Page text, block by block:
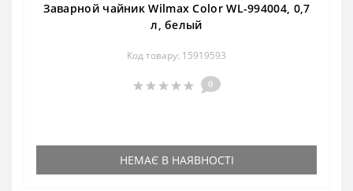
Заварной чайник Wilmax Color WL-994004, 0,7
л, белый
Код товару: 15919593
0
НЕМАЄ В НАЯВНОСТІ